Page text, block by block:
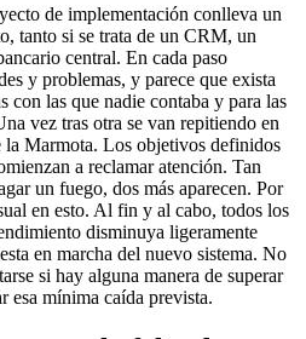
de implementación conlleva un
tanto si se trata de un CRM, un
central. En cada paso
y problemas, y parece que exista
con las que nadie contaba y para las
vez tras otra se van repitiendo en
Marmota. Los objetivos definidos
a reclamar atención. Tan
un fuego, dos más aparecen. Por
en esto. Al fin y al cabo, todos los
disminuya ligeramente
en marcha del nuevo sistema. No
si hay alguna manera de superar
esa mínima caída prevista.